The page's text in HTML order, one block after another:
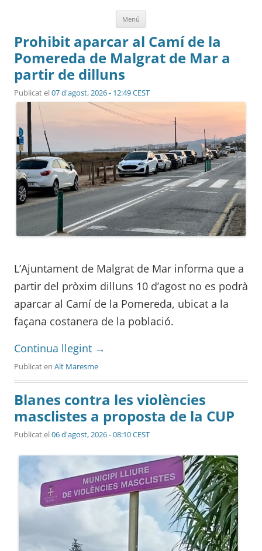
Menú
Prohibit aparcar al Camí de la
Pomereda de Malgrat de Mar a
partir de dilluns
Publicat el07 d'agost, 2026 - 12:49 CEST
L’Ajuntament de Malgrat de Mar informa que a
partir del pròxim dilluns 10 d’agost no es podrà
aparcar al Camí de la Pomereda, ubicat a la
façana costanera de la població.
Continua llegint →
Publicat en Alt Maresme
Blanes contra les violències
masclistes a proposta de la CUP
Publicat el06 d'agost, 2026 - 08:10 CEST